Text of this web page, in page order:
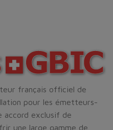
français officiel de
pour les émetteurs-
accord exclusif de
une large gamme de